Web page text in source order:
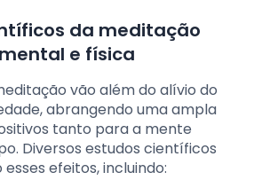
da meditação
e física
vão além do alívio do
abrangendo uma ampla
tanto para a mente
Diversos estudos científicos
efeitos, incluindo: